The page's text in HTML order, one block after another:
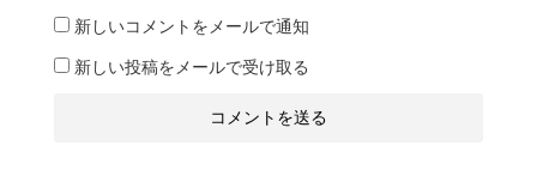
新しいコメントをメールで通知
新しい投稿をメールで受け取る